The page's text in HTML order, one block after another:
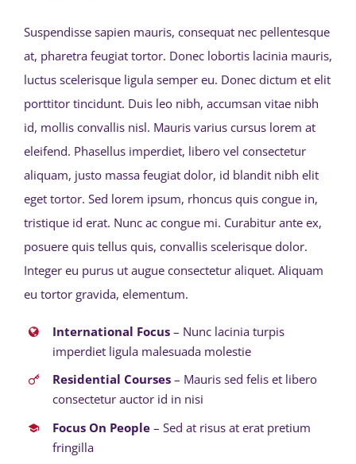
Suspendisse sapien mauris, consequat nec pellentesque
at, pharetra feugiat tortor. Donec lobortis lacinia mauris,
luctus scelerisque ligula semper eu. Donec dictum et elit
porttitor tincidunt. Duis leo nibh, accumsan vitae nibh
id, mollis convallis nisl. Mauris varius cursus lorem at
eleifend. Phasellus imperdiet, libero vel consectetur
aliquam, justo massa feugiat dolor, id blandit nibh elit
eget tortor. Sed lorem ipsum, rhoncus quis congue in,
tristique id erat. Nunc ac congue mi. Curabitur ante ex,
posuere quis tellus quis, convallis scelerisque dolor.
Integer eu purus ut augue consectetur aliquet. Aliquam
eu tortor gravida, elementum.
International Focus – Nunc lacinia turpis
imperdiet ligula malesuada molestie
Residential Courses – Mauris sed felis et libero
consectetur auctor id in nisi
Focus On People – Sed at risus at erat pretium
fringilla